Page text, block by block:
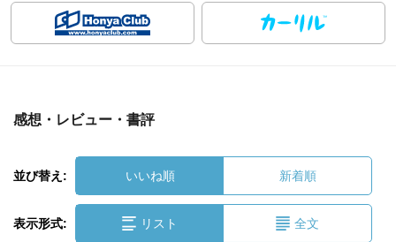
感想・レビュー・書評
並び替え: いいね順 新着順
表示形式: リスト 全文